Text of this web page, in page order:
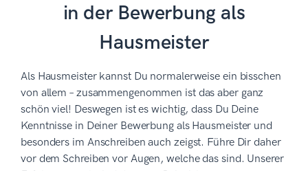
in der Bewerbung als
Hausmeister
Als Hausmeister kannst Du normalerweise ein bisschen
von allem – zusammengenommen ist das aber ganz
schön viel! Deswegen ist es wichtig, dass Du Deine
Kenntnisse in Deiner Bewerbung als Hausmeister und
besonders im Anschreiben auch zeigst. Führe Dir daher
vor dem Schreiben vor Augen, welche das sind. Unserer